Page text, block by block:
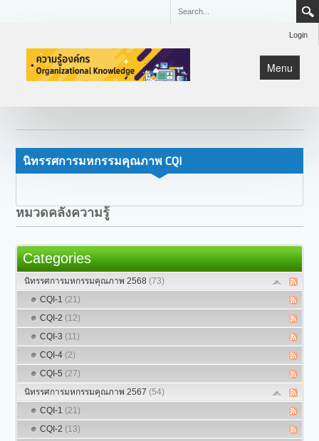
Login
Menu
หน้าแรก
KM
Lean
นิทรรศการมหกรรมคุณภาพ CQI
หมวดคลังความรู้
Categories
นิทรรศการมหกรรมคุณภาพ 2568 (73)
CQI-1 (21)
CQI-2 (12)
CQI-3 (11)
CQI-4 (2)
CQI-5 (27)
นิทรรศการมหกรรมคุณภาพ 2567 (54)
CQI-1 (21)
CQI-2 (13)